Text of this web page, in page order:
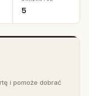
5
i pomoże dobrać